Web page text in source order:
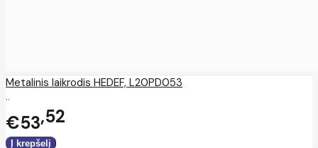
Metalinis laikrodis HEDEF, L20PD053
..
€53 52